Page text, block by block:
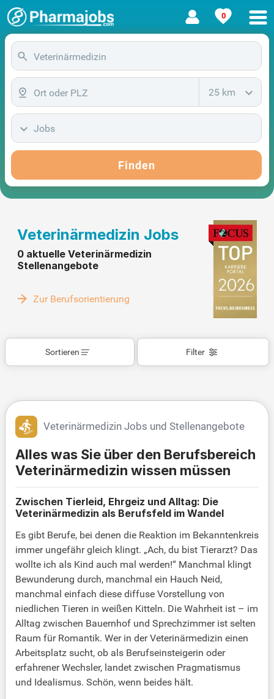
0
25 km
Jobs
Finden
Veterinärmedizin Jobs
0 aktuelle Veterinärmedizin
Stellenangebote
Zur Berufsorientierung
Filter
Sortieren
Veterinärmedizin Jobs und Stellenangebote
Alles was Sie über den Berufsbereich
Veterinärmedizin wissen müssen
Zwischen Tierleid, Ehrgeiz und Alltag: Die
Veterinärmedizin als Berufsfeld im Wandel
Es gibt Berufe, bei denen die Reaktion im Bekanntenkreis
immer ungefähr gleich klingt. „Ach, du bist Tierarzt? Das
wollte ich als Kind auch mal werden!“ Manchmal klingt
Bewunderung durch, manchmal ein Hauch Neid,
manchmal einfach diese diffuse Vorstellung von
niedlichen Tieren in weißen Kitteln. Die Wahrheit ist – im
Alltag zwischen Bauernhof und Sprechzimmer ist selten
Raum für Romantik. Wer in der Veterinärmedizin einen
Arbeitsplatz sucht, ob als Berufseinsteigerin oder
erfahrener Wechsler, landet zwischen Pragmatismus
und Idealismus. Schön, wenn beides hält.